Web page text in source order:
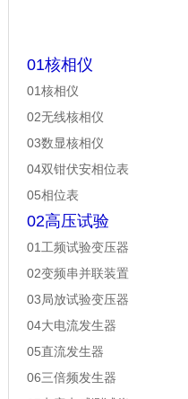
01核相仪
01核相仪
02无线核相仪
03数显核相仪
04双钳伏安相位表
05相位表
02高压试验
01工频试验变压器
02变频串并联装置
03局放试验变压器
04大电流发生器
05直流发生器
06三倍频发生器